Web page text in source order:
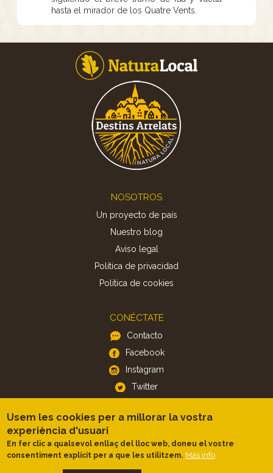
hasta el mirador de los Quatre Vents.
NOSOTROS
Un proyecto de país
Nuestro blog
Aviso legal
Política de privacidad
Politica de cookies
CONÉCTATE
Contacto
Facebook
Instagram
Twitter
APP
iOS
Android
Usem les cookies per a millorar la vostra
experiència d'usuari
En fer clic a qualsevol enllaç del lloc web, doneu el vostre
consentiment explícit per a que les utilitzem. Más info